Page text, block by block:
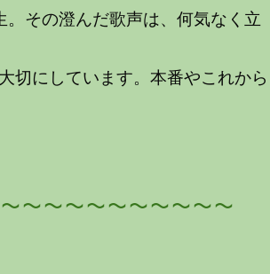
その澄んだ歌声は、何気なく立
切にしています。本番やこれから
～～～～～～